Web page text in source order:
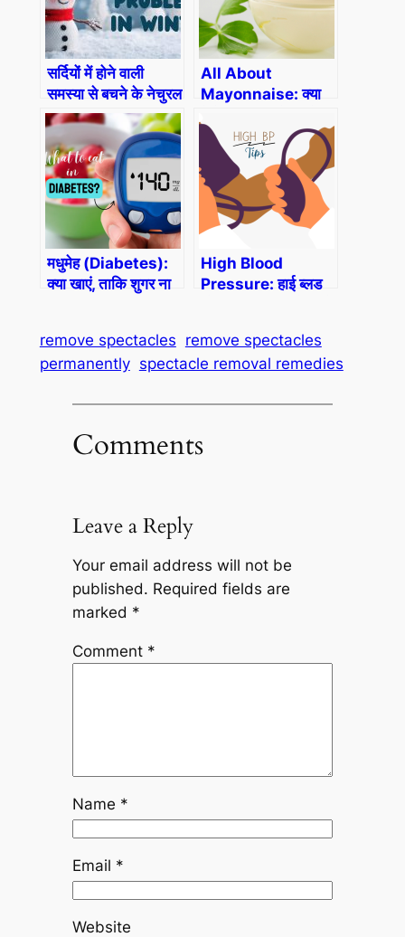
सर्दियों में होने वाली
समस्या से बचने के नेचुरल
तरीके (Common
Health Problems
In Winter )
All About
Mayonnaise: क्या
मधुमेह (Diabetes):
क्या खाएं, ताकि शुगर ना
High Blood
Pressure: हाई ब्लड
remove spectacles remove spectacles
permanently spectacle removal remedies
Comments
Leave a Reply
Your email address will not be
published. Required fields are
marked *
Comment *
Name *
Email *
Website